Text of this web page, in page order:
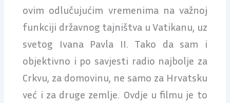
ovim odlučujućim vremenima na važnoj
funkciji državnog tajništva u Vatikanu, uz
svetog Ivana Pavla II. Tako da sam i
objektivno i po savjesti radio najbolje za
Crkvu, za domovinu, ne samo za Hrvatsku
već i za druge zemlje. Ovdje u filmu je to